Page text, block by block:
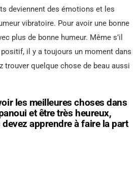
deviennent des émotions et les
vibratoire. Pour avoir une bonne
plus de bonne humeur. Même s’il
il y a toujours un moment dans
trouver quelque chose de beau aussi
les meilleures choses dans
et être très heureux,
apprendre à faire la part